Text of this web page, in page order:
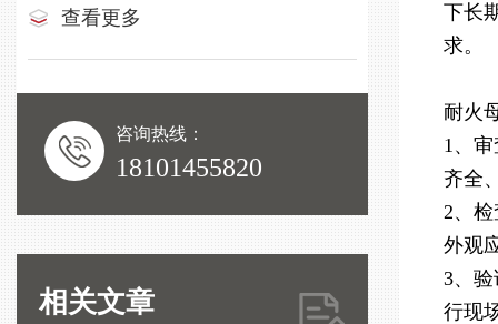
查看更多
咨询热线：
18101455820
相关文章
下长
求。
耐火
1、
齐全
2、
外观
3、
行现